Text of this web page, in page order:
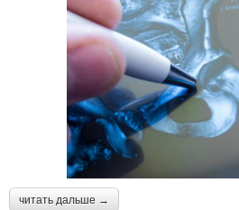
читать дальше →